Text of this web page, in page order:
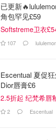
已更新
角包罕见£59
Softstreme卫衣
107
Escentual 夏促
Dior唇膏£6
2.5折起 纪梵希唇
2 Escentual